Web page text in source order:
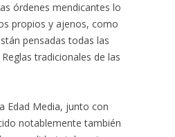
órdenes mendicantes lo
propios y ajenos, como
pensadas todas las
tradicionales de las
Edad Media, junto con
notablemente también